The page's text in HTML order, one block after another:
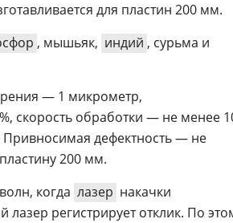
для пластин 200 мм.
, мышьяк, индий , сурьма и
— 1 микрометр,
скорость обработки — не менее
Привносимая дефектность — не
200 мм.
когда лазер накачки
регистрирует отклик. По